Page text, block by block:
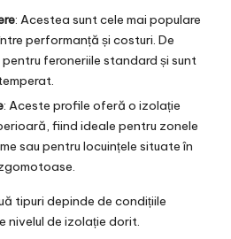
: Acestea sunt cele mai populare
performanță și costuri. De
feroneriile standard și sunt
: Aceste profile oferă o izolație
fiind ideale pentru zonele
sau pentru locuințele situate în
tipuri depinde de condițiile
nivelul de izolație dorit.